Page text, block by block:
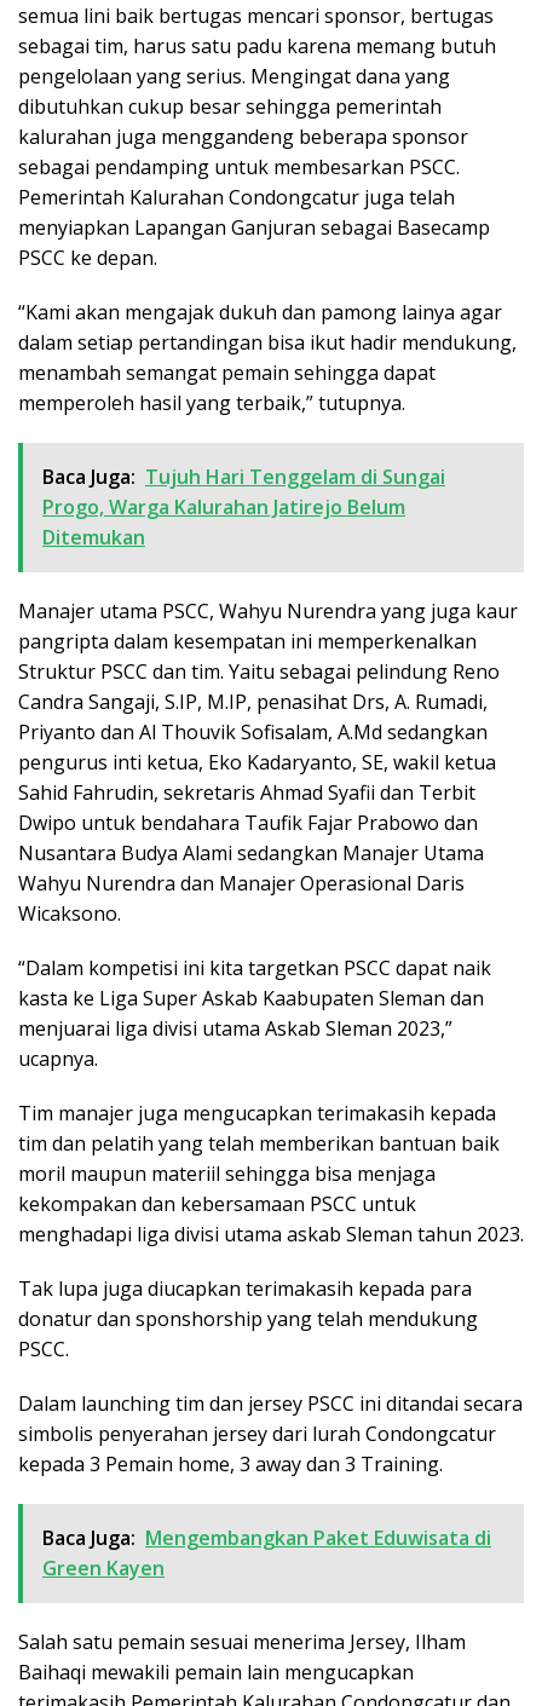
semua lini baik bertugas mencari sponsor, bertugas
sebagai tim, harus satu padu karena memang butuh
pengelolaan yang serius. Mengingat dana yang
dibutuhkan cukup besar sehingga pemerintah
kalurahan juga menggandeng beberapa sponsor
sebagai pendamping untuk membesarkan PSCC.
Pemerintah Kalurahan Condongcatur juga telah
menyiapkan Lapangan Ganjuran sebagai Basecamp
PSCC ke depan.
“Kami akan mengajak dukuh dan pamong lainya agar
dalam setiap pertandingan bisa ikut hadir mendukung,
menambah semangat pemain sehingga dapat
memperoleh hasil yang terbaik,” tutupnya.
Baca Juga: Tujuh Hari Tenggelam di Sungai
Progo, Warga Kalurahan Jatirejo Belum
Ditemukan
Manajer utama PSCC, Wahyu Nurendra yang juga kaur
pangripta dalam kesempatan ini memperkenalkan
Struktur PSCC dan tim. Yaitu sebagai pelindung Reno
Candra Sangaji, S.IP, M.IP, penasihat Drs, A. Rumadi,
Priyanto dan Al Thouvik Sofisalam, A.Md sedangkan
pengurus inti ketua, Eko Kadaryanto, SE, wakil ketua
Sahid Fahrudin, sekretaris Ahmad Syafii dan Terbit
Dwipo untuk bendahara Taufik Fajar Prabowo dan
Nusantara Budya Alami sedangkan Manajer Utama
Wahyu Nurendra dan Manajer Operasional Daris
Wicaksono.
“Dalam kompetisi ini kita targetkan PSCC dapat naik
kasta ke Liga Super Askab Kaabupaten Sleman dan
menjuarai liga divisi utama Askab Sleman 2023,”
ucapnya.
Tim manajer juga mengucapkan terimakasih kepada
tim dan pelatih yang telah memberikan bantuan baik
moril maupun materiil sehingga bisa menjaga
kekompakan dan kebersamaan PSCC untuk
menghadapi liga divisi utama askab Sleman tahun 2023.
Tak lupa juga diucapkan terimakasih kepada para
donatur dan sponshorship yang telah mendukung
PSCC.
Dalam launching tim dan jersey PSCC ini ditandai secara
simbolis penyerahan jersey dari lurah Condongcatur
kepada 3 Pemain home, 3 away dan 3 Training.
Baca Juga: Mengembangkan Paket Eduwisata di
Green Kayen
Salah satu pemain sesuai menerima Jersey, Ilham
Baihaqi mewakili pemain lain mengucapkan